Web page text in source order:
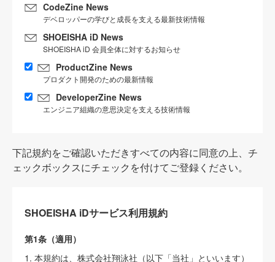
CodeZine News
デベロッパーの学びと成長を支える最新技術情報
SHOEISHA iD News
SHOEISHA iD 会員全体に対するお知らせ
ProductZine News
プロダクト開発のための最新情報
DeveloperZine News
エンジニア組織の意思決定を支える技術情報
下記規約をご確認いただきすべての内容に同意の上、チ
ェックボックスにチェックを付けてご登録ください。
SHOEISHA iDサービス利用規約
第1条（適用）
1. 本規約は、株式会社翔泳社（以下「当社」といいます）